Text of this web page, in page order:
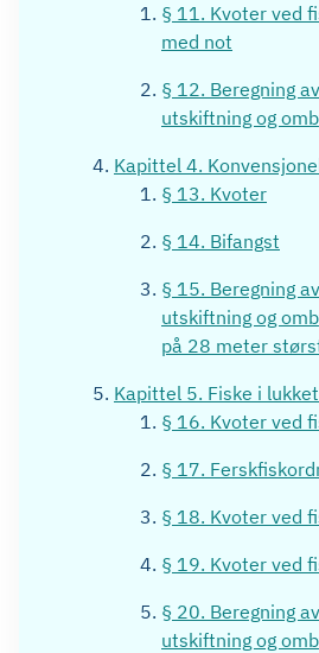
§ 11. Kvoter ved
med not
§ 12. Beregning
utskiftning og
Kapittel 4.
§ 13. Kvoter
§ 14. Bifangst
§ 15. Beregning
utskiftning og
på 28 meter
Kapittel 5. Fiske i
§ 16. Kvoter ved
§ 17.
§ 18. Kvoter ved
§ 19. Kvoter ved
§ 20. Beregning
utskiftning og